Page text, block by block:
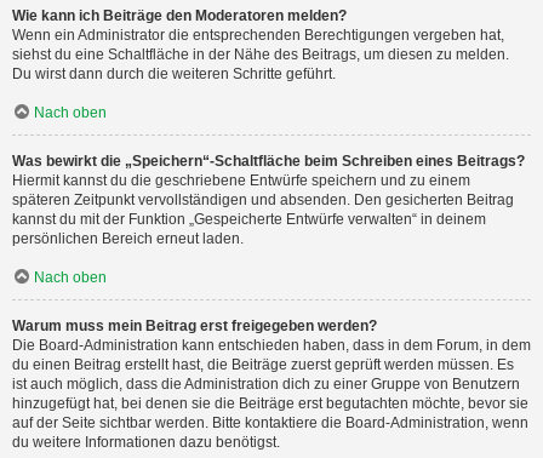
Wie kann ich Beiträge den Moderatoren melden?
Wenn ein Administrator die entsprechenden Berechtigungen vergeben hat,
siehst du eine Schaltfläche in der Nähe des Beitrags, um diesen zu melden.
Du wirst dann durch die weiteren Schritte geführt.
Nach oben
Was bewirkt die „Speichern“-Schaltfläche beim Schreiben eines Beitrags?
Hiermit kannst du die geschriebene Entwürfe speichern und zu einem
späteren Zeitpunkt vervollständigen und absenden. Den gesicherten Beitrag
kannst du mit der Funktion „Gespeicherte Entwürfe verwalten“ in deinem
persönlichen Bereich erneut laden.
Nach oben
Warum muss mein Beitrag erst freigegeben werden?
Die Board-Administration kann entschieden haben, dass in dem Forum, in dem
du einen Beitrag erstellt hast, die Beiträge zuerst geprüft werden müssen. Es
ist auch möglich, dass die Administration dich zu einer Gruppe von Benutzern
hinzugefügt hat, bei denen sie die Beiträge erst begutachten möchte, bevor sie
auf der Seite sichtbar werden. Bitte kontaktiere die Board-Administration, wenn
du weitere Informationen dazu benötigst.